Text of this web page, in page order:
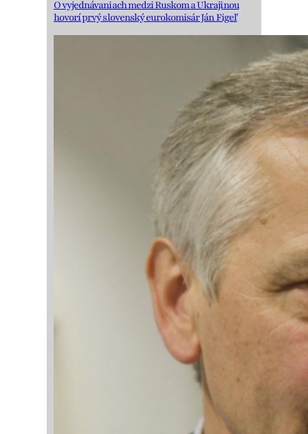
O vyjednávaniach medzi Ruskom a Ukrajinou
hovorí prvý slovenský eurokomisár Ján Figeľ